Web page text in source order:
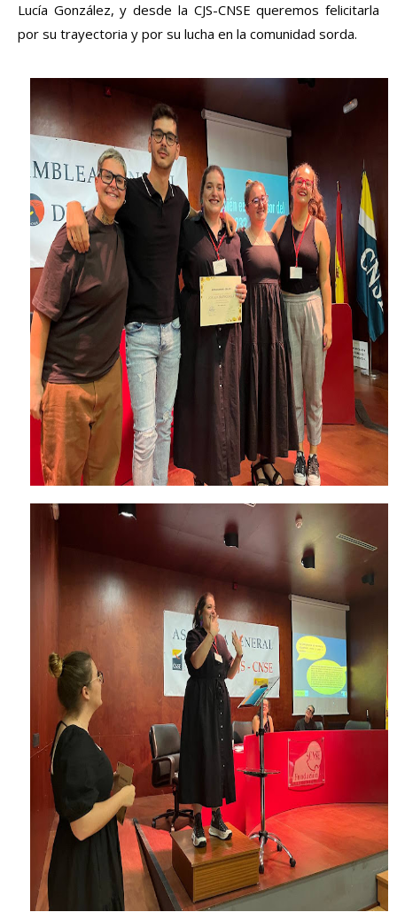
Lucía González, y desde la CJS-CNSE queremos felicitarla
por su trayectoria y por su lucha en la comunidad sorda.